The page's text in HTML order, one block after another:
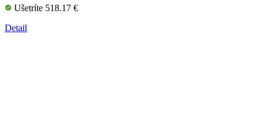
Ušetríte 518.17 €
Detail